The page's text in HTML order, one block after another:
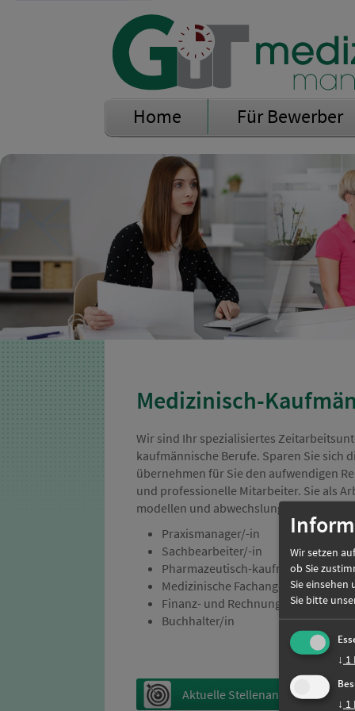
Home Für Bewerber
Medizinisch-
Wir sind Ihr spe­ziali­sier­tes
kaufmännische Berufe. Sparen Sie sich
übernehmen für Sie den aufwendigen
und professionelle Mitarbeiter. Sie als
modellen und ab­wechs­lungs­reichen
Praxismanager/-in
Sachbearbeiter/-in
Pharmazeutisch-kaufmännische/r
Medizinische Fachangestellte
Finanz- und
Buchhalter/in
Aktuelle Stellenangebote
Wir setzen
ob Sie
Sie einsehen
Sie bitte
↓ 1
↓ 1